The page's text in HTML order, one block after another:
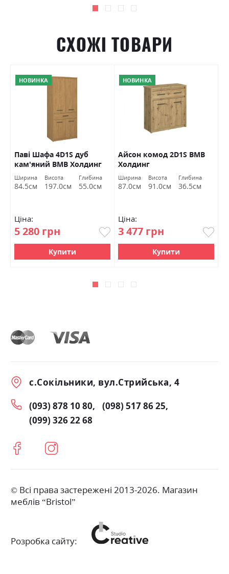
СХОЖІ ТОВАРИ
НОВИНКА
Паві Шафа 4D1S дуб
кам'яний ВМВ Холдинг
Ширина
84.5см
Висота
197.0см
Глибина
55.0см
Ціна:
5 280 грн
Купити
НОВИНКА
Айсон комод 2D1S ВМВ
Холдинг
Ширина
87.0см
Висота
91.0см
Глибина
36.5см
Ціна:
3 477 грн
Купити
с.Сокільники, вул.Стрийська, 4
(093) 878 10 80
(098) 517 86 25
(099) 326 22 68
© Всі права застережені 2013-2026. Магазин
меблів “Bristol”
Розробка сайту: